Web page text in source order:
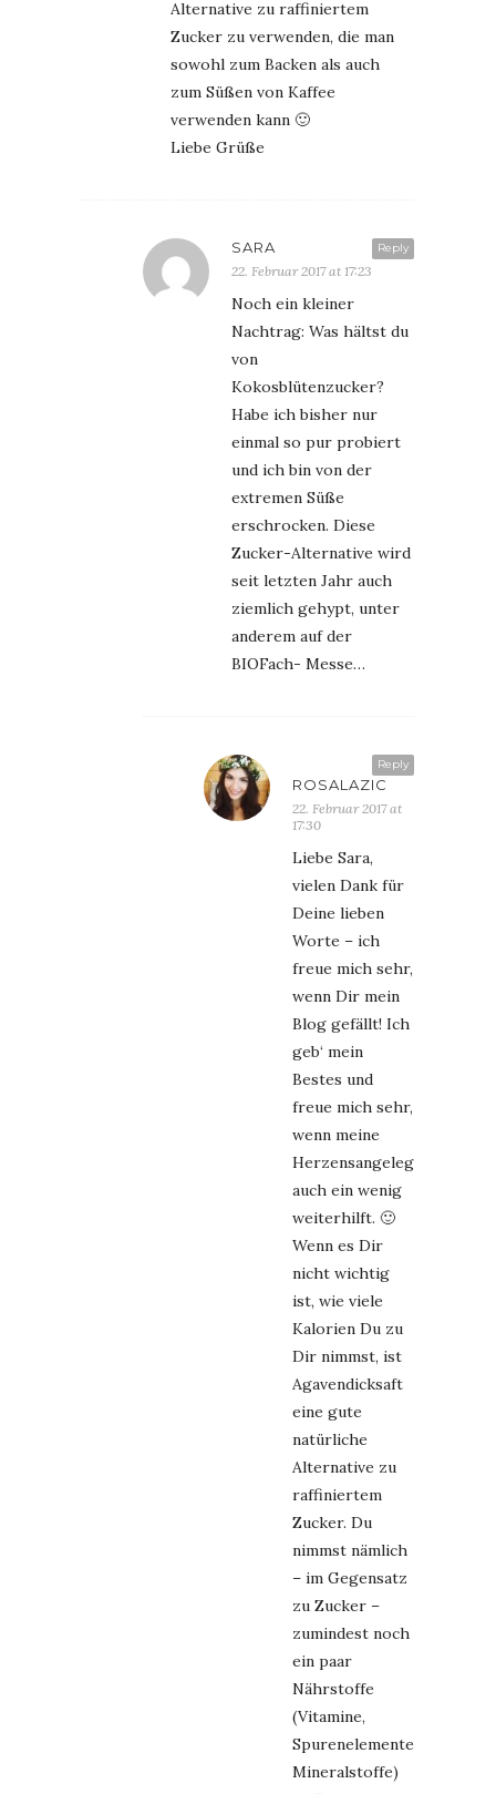
Alternative zu raffiniertem
Zucker zu verwenden, die man
sowohl zum Backen als auch
zum Süßen von Kaffee
verwenden kann 🙂
Liebe Grüße
Reply
SARA
22. Februar 2017 at 17:23
Noch ein kleiner
Nachtrag: Was hältst du
von
Kokosblütenzucker?
Habe ich bisher nur
einmal so pur probiert
und ich bin von der
extremen Süße
erschrocken. Diese
Zucker-Alternative wird
seit letzten Jahr auch
ziemlich gehypt, unter
anderem auf der
BIOFach- Messe…
Reply
ROSALAZIC
22. Februar 2017 at
17:30
Liebe Sara,
vielen Dank für
Deine lieben
Worte – ich
freue mich sehr,
wenn Dir mein
Blog gefällt! Ich
geb‘ mein
Bestes und
freue mich sehr,
wenn meine
Herzensangelegenheit
auch ein wenig
weiterhilft. 🙂
Wenn es Dir
nicht wichtig
ist, wie viele
Kalorien Du zu
Dir nimmst, ist
Agavendicksaft
eine gute
natürliche
Alternative zu
raffiniertem
Zucker. Du
nimmst nämlich
– im Gegensatz
zu Zucker –
zumindest noch
ein paar
Nährstoffe
(Vitamine,
Spurenelemente,
Mineralstoffe)